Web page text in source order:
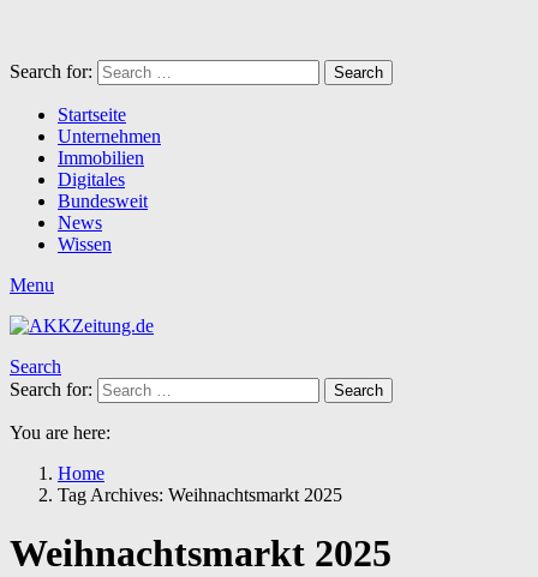
Search for: Search
Startseite
Unternehmen
Immobilien
Digitales
Bundesweit
News
Wissen
Menu
Search
Search for:
Search
You are here:
Home
Tag Archives: Weihnachtsmarkt 2025
Weihnachtsmarkt 2025